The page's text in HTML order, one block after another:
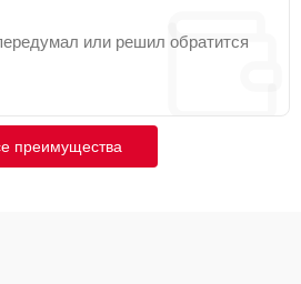
или решил обратится
преимущества